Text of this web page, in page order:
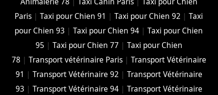
Paris |Taxi pour Chien 91 |Taxi pour Chien 92 |Taxi
pour Chien 93 |Taxi pour Chien 94 |Taxi pour Chien
95 | Taxi pour Chien 77 | Taxi pour Chien
78 | Transport vétérinaire Paris| Transport Vétérinaire
91 | Transport Vétérinaire 92 | Transport Vétérinaire
93 | Transport Vétérinaire 94| Transport Vétérinaire